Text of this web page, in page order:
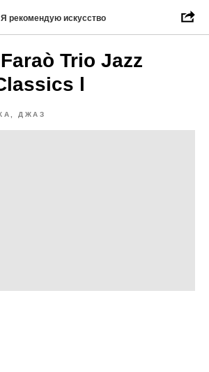
Я рекомендую искусство
Trio Jazz
l
ДЖАЗ